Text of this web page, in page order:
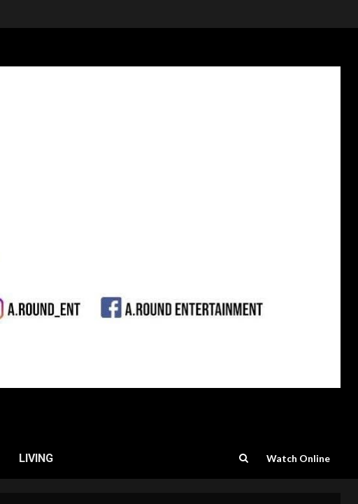
LIVING Watch Online